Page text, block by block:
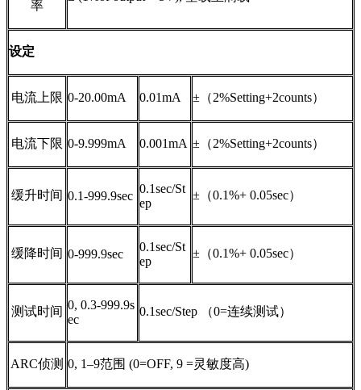
率
设定
电流上限 0-20.00mA 0.01mA ± （2%Setting+2counts）
电流下限 0-9.999mA 0.001mA ± （2%Setting+2counts）
缓升时间 0.1-999.9sec
0.1sec/St
ep
± （0.1%+ 0.05sec）
缓降时间 0-999.9sec
0.1sec/St
ep
± （0.1%+ 0.05sec）
测试时间 0, 0.3-999.9s
ec
0.1sec/Step （0=连续测试）
ARC侦测 0, 1–9范围 (0=OFF, 9 =灵敏度高)